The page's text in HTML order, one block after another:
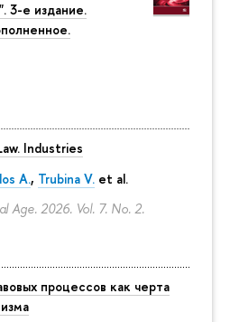
3-е издание.
Industries
A., Trubina V. et al.
Age. 2026. Vol. 7. No. 2.
процессов как черта